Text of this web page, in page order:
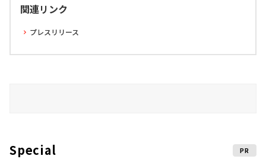
関連リンク
プレスリリース
Special PR